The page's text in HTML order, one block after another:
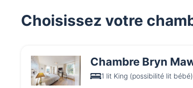
Choisissez votre
Chambre Bryn
1 lit King (possibilité lit bébé)